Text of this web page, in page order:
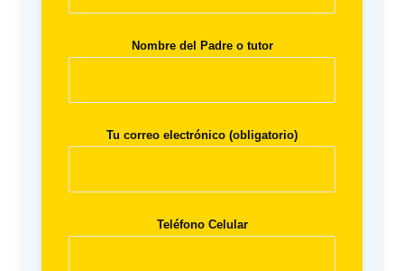
Nombre del Padre o tutor
Tu correo electrónico (obligatorio)
Teléfono Celular